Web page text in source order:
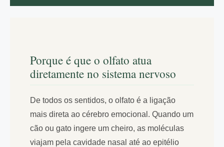
Porque é que o olfato atua
diretamente no sistema nervoso
De todos os sentidos, o olfato é a ligação
mais direta ao cérebro emocional. Quando um
cão ou gato ingere um cheiro, as moléculas
viajam pela cavidade nasal até ao epitélio